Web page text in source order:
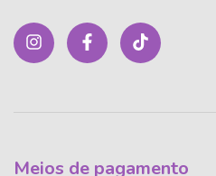
Meios de pagamento